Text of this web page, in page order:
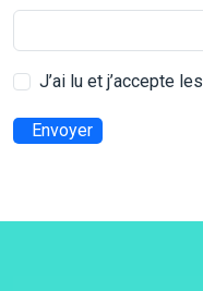
J’ai lu et j’accepte les
Envoyer